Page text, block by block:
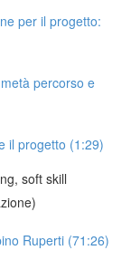
per il progetto:
percorso e
il progetto (1:29)
soft skill
Ruperti (71:26)